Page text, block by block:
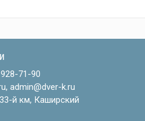
928-71-90
admin@dver-k.ru
й км, Каширский